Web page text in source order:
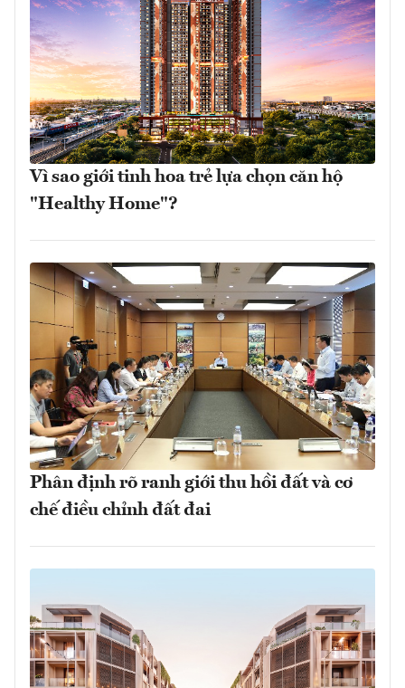
Vì sao giới tinh hoa trẻ lựa chọn căn hộ
"Healthy Home"?
Phân định rõ ranh giới thu hồi đất và cơ
chế điều chỉnh đất đai